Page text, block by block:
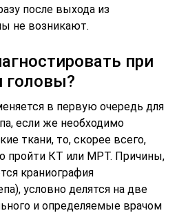
после выхода из
не возникают.
при
головы?
в первую очередь для
если же необходимо
ткани, то, скорее всего,
пройти КТ или МРТ. Причины,
краниография
условно делятся на две
и определяемые врачом